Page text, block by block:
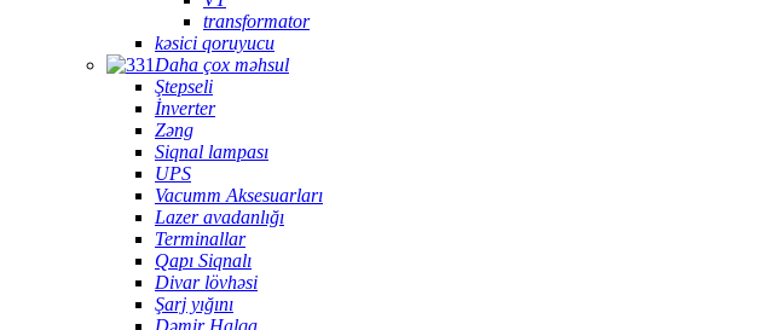
transformator
kəsici qoruyucu
Daha çox məhsul
Ştepseli
İnverter
Zəng
Siqnal lampası
UPS
Vacumm Aksesuarları
Lazer avadanlığı
Terminallar
Qapı Siqnalı
Divar lövhəsi
Şarj yığını
Dəmir Halqa